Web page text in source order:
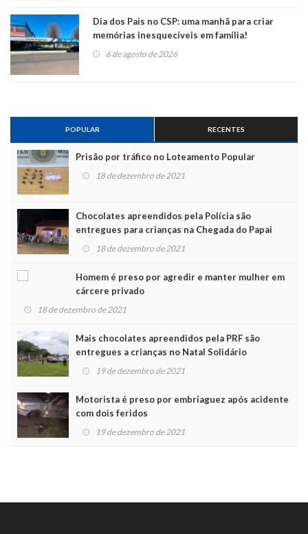
Dia dos Pais no CSP: uma manhã para criar
memórias inesquecíveis em família!
6 de agosto de 2026
POPULAR RECENTES
Prisão por tráfico no Loteamento Popular
18 de dezembro de 2021
Chocolates apreendidos pela Polícia são
entregues para crianças na Chegada do Papai
Noel 18 de dezembro de 2021
Homem é preso por agredir e manter mulher em
cárcere privado
18 de dezembro de 2021
Mais chocolates apreendidos pela PRF são
entregues a crianças no Natal Solidário
19 de dezembro de 2021
Motorista é preso por embriaguez após acidente
com dois feridos
19 de dezembro de 2021